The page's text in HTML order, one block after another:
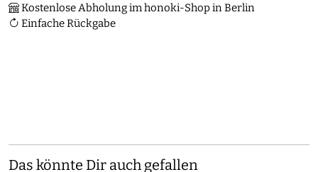
Kostenlose Abholung im honoki-Shop in Berlin
Einfache Rückgabe
Das könnte Dir auch gefallen